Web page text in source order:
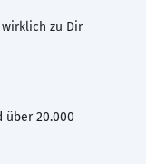
wirklich zu Dir
über 20.000